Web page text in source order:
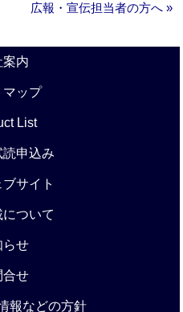
広報・宣伝担当者の方へ »
案内
マップ
List
読申込み
サイト
について
らせ
合せ
報などの方針